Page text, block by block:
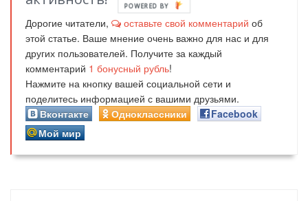
Дорогие читатели, оставьте свой комментарий об
этой статье. Ваше мнение очень важно для нас и для
других пользователей. Получите за каждый
комментарий 1 бонусный рубль!
Нажмите на кнопку вашей социальной сети и
поделитесь информацией с вашими друзьями.
Вконтакте
Одноклассники
Facebook
Мой мир
POWERED BY